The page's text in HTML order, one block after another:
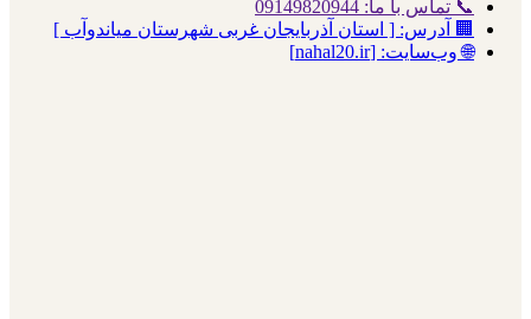
📞 تماس با ما: 09149820944
🏢 آدرس: [ استان آذربایجان غربی شهرستان میاندوآب ]
🌐 وب‌سایت: [nahal20.ir]